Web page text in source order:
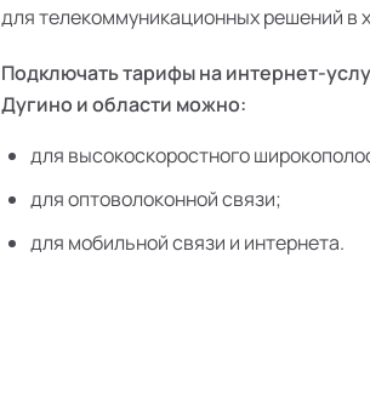
для телекоммуникационных решений в
Подключать тарифы на интернет-
Дугино и области можно:
для высокоскоростного
для оптоволоконной связи;
для мобильной связи и интернета.